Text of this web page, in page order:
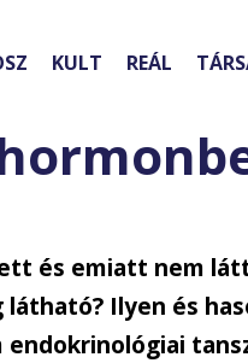
KULT REÁL
és emiatt nem
Ilyen és
endokrinológiai